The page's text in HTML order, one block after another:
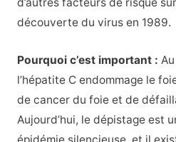
découverte du virus en 1989.
Pourquoi c’est important :
l’hépatite C endommage le
de cancer du foie et de
Aujourd’hui, le dépistage est
épidémie silencieuse, et il